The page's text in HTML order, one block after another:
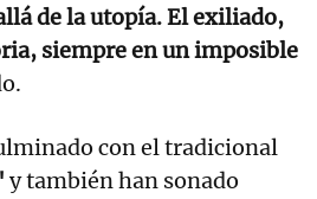
de la utopía. El exiliado,
siempre en un imposible
con el tradicional
y también han sonado